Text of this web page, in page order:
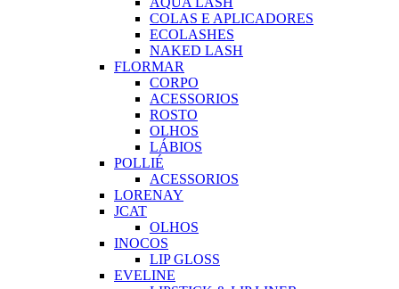
COLAS E APLICADORES
ECOLASHES
NAKED LASH
FLORMAR
CORPO
ACESSORIOS
ROSTO
OLHOS
LÁBIOS
POLLIÉ
ACESSORIOS
LORENAY
JCAT
OLHOS
INOCOS
LIP GLOSS
EVELINE